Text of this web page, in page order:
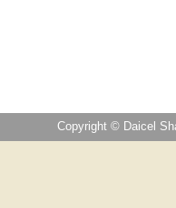
Copyright © Daicel